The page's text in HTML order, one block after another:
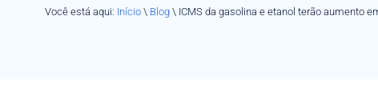
Você está aqui: Início \ Blog \ ICMS da gasolina e etanol terão aumento